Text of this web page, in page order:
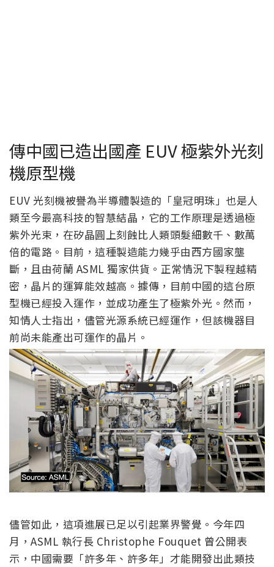
傳中國已造出國產 EUV 極紫外光刻
機原型機
EUV 光刻機被譽為半導體製造的「皇冠明珠」也是人
類至今最高科技的智慧結晶，它的工作原理是透過極
紫外光束，在矽晶圓上刻蝕比人類頭髮細數千、數萬
倍的電路。目前，這種製造能力幾乎由西方國家壟
斷，且由荷蘭 ASML 獨家供貨。正常情況下製程越精
密，晶片的運算能效越高。據傳，目前中國的這台原
型機已經投入運作，並成功產生了極紫外光。然而，
知情人士指出，儘管光源系統已經運作，但該機器目
前尚未能產出可運作的晶片。
儘管如此，這項進展已足以引起業界警覺。今年四
月，ASML 執行長 Christophe Fouquet 曾公開表
示，中國需要「許多年、許多年」才能開發出此類技